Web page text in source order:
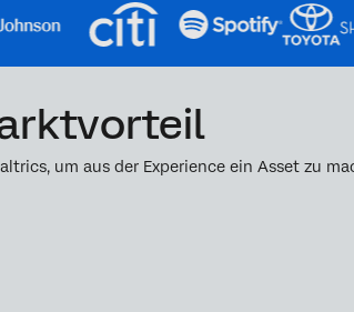
um aus der Experience ein Asset zu